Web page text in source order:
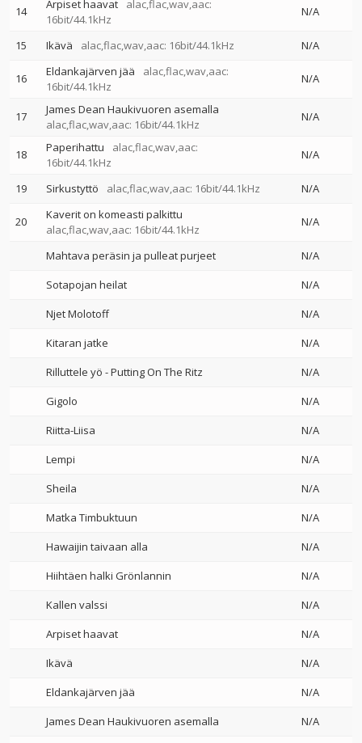
14 Arpiset haavat
alac,flac,wav,aac:
16bit/44.1kHz
N/A
15 Ikävä alac,flac,wav,aac: 16bit/44.1kHz N/A
16 Eldankajärven jää
alac,flac,wav,aac:
16bit/44.1kHz
N/A
17
James Dean Haukivuoren asemalla
alac,flac,wav,aac: 16bit/44.1kHz
N/A
18 Paperihattu
alac,flac,wav,aac:
16bit/44.1kHz
N/A
19 Sirkustyttö alac,flac,wav,aac: 16bit/44.1kHz N/A
20
Kaverit on komeasti palkittu
alac,flac,wav,aac: 16bit/44.1kHz
N/A
Mahtava peräsin ja pulleat purjeet
N/A
Sotapojan heilat
N/A
Njet Molotoff
N/A
Kitaran jatke
N/A
Rilluttele yö - Putting On The Ritz
N/A
Gigolo
N/A
Riitta-Liisa
N/A
Lempi
N/A
Sheila
N/A
Matka Timbuktuun
N/A
Hawaijin taivaan alla
N/A
Hiihtäen halki Grönlannin
N/A
Kallen valssi
N/A
Arpiset haavat
N/A
Ikävä
N/A
Eldankajärven jää
N/A
James Dean Haukivuoren asemalla
N/A